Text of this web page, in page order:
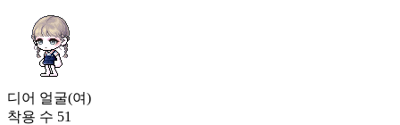
디어 얼굴(여)
착용 수 51